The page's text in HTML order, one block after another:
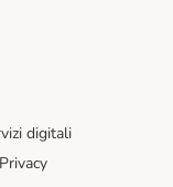
digitali
Privacy